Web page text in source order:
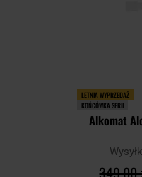
LETNIA WYPRZEDAŻ
KOŃCÓWKA SERII
Alkomat